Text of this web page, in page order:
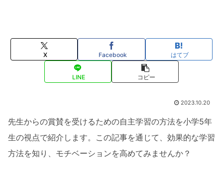
X Facebook はてブ
LINE コピー
2023.10.20
先生からの賞賛を受けるための自主学習の方法を小学5年
生の視点で紹介します。この記事を通じて、効果的な学習
方法を知り、モチベーションを高めてみませんか？